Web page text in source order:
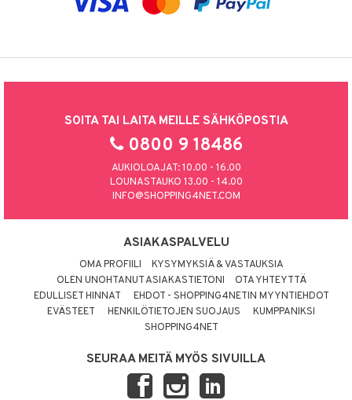
SOITA TAI LAITA MEILLE SÄHKÖPOSTIA
0800 9 18486
AUKIOLOAJAT: 10.00 - 16.00
LOUNASTAUKO 13.00 - 14.00
INFO@SHOPPING4NET.COM
ASIAKASPALVELU
OMA PROFIILI
KYSYMYKSIÄ & VASTAUKSIA
OLEN UNOHTANUT ASIAKASTIETONI
OTA YHTEYTTÄ
EDULLISET HINNAT
EHDOT - SHOPPING4NETIN MYYNTIEHDOT
EVÄSTEET
HENKILÖTIETOJEN SUOJAUS
KUMPPANIKSI
SHOPPING4NET
SEURAA MEITÄ MYÖS SIVUILLA